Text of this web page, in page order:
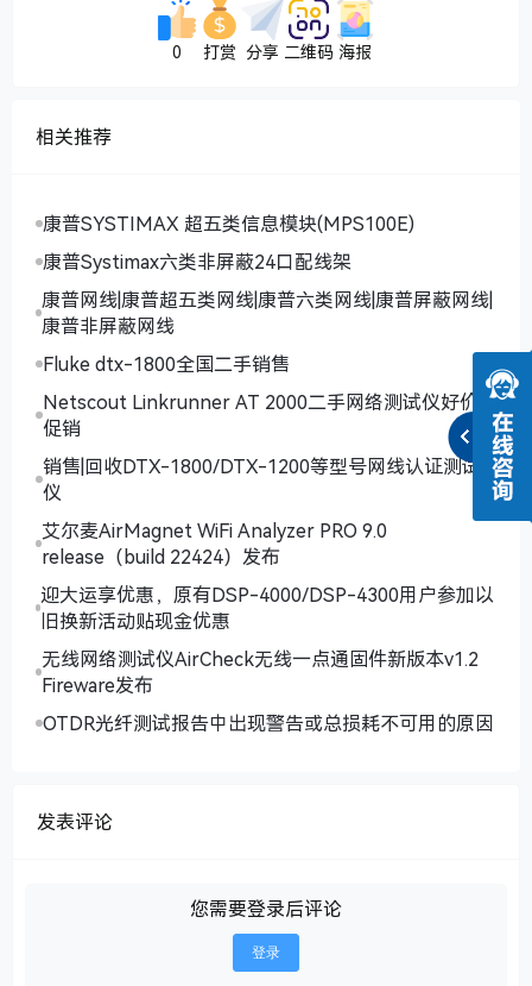
0 打赏 分享 二维码 海报
相关推荐
康普SYSTIMAX 超五类信息模块(MPS100E)
康普Systimax六类非屏蔽24口配线架
康普网线|康普超五类网线|康普六类网线|康普屏蔽网线|
康普非屏蔽网线
Fluke dtx-1800全国二手销售
Netscout Linkrunner AT 2000二手网络测试仪好价
促销
销售|回收DTX-1800/DTX-1200等型号网线认证测试
仪
艾尔麦AirMagnet WiFi Analyzer PRO 9.0
release（build 22424）发布
迎大运享优惠，原有DSP-4000/DSP-4300用户参加以
旧换新活动贴现金优惠
无线网络测试仪AirCheck无线一点通固件新版本v1.2
Fireware发布
OTDR光纤测试报告中出现警告或总损耗不可用的原因
发表评论
您需要登录后评论
登录